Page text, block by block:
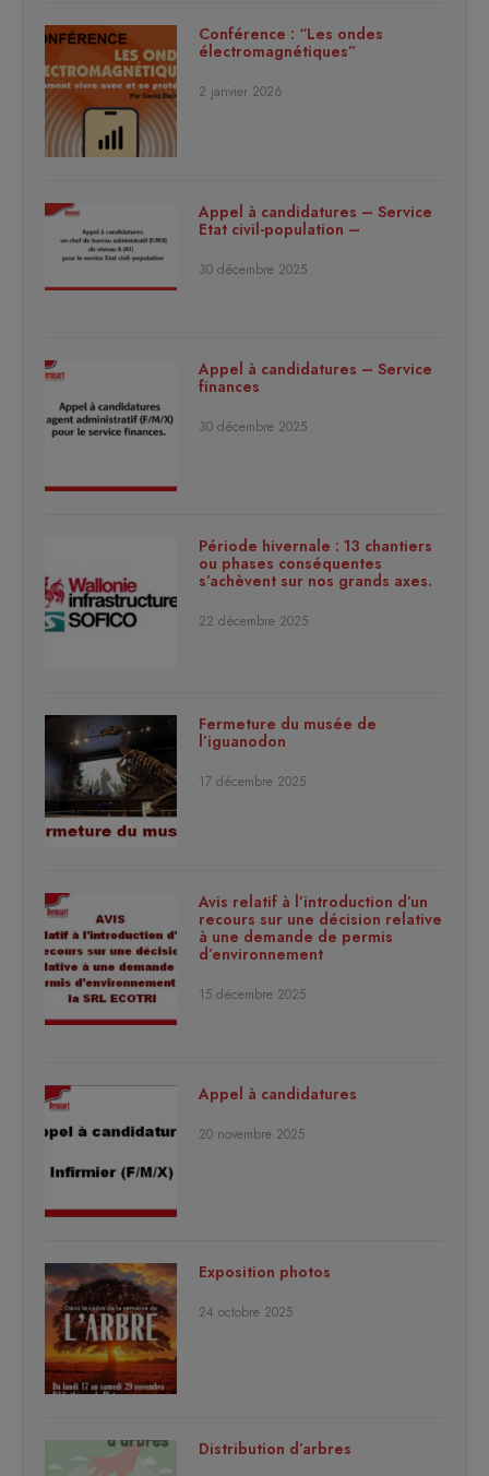
Conférence : “Les ondes
électromagnétiques”
2 janvier 2026
Appel à candidatures – Service
Etat civil-population –
30 décembre 2025
Appel à candidatures – Service
finances
30 décembre 2025
Période hivernale : 13 chantiers
ou phases conséquentes
s’achèvent sur nos grands axes.
22 décembre 2025
Fermeture du musée de
l’iguanodon
17 décembre 2025
Avis relatif à l’introduction d’un
recours sur une décision relative
à une demande de permis
d’environnement
15 décembre 2025
Appel à candidatures
20 novembre 2025
Exposition photos
24 octobre 2025
Distribution d’arbres